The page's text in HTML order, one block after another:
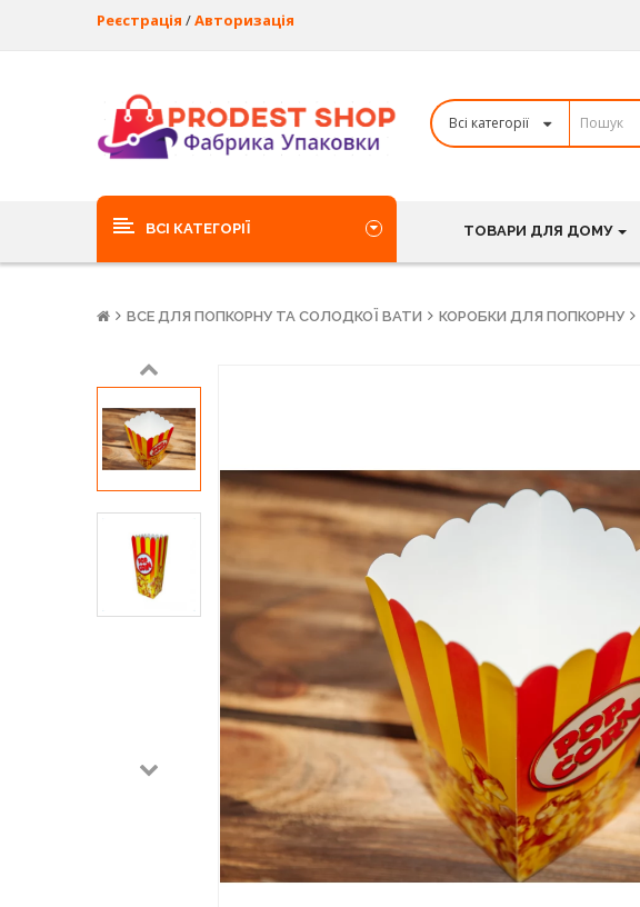
Реєстрація /Авторизація
ВСІ КАТЕГОРІЇ ТОВАРИ ДЛЯ ДОМУ
ВСЕ ДЛЯ ПОПКОРНУ ТА СОЛОДКОЇ ВАТИ КОРОБКИ ДЛЯ ПОПКОРНУ